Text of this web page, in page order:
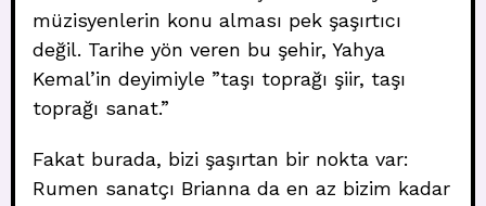
müzisyenlerin konu alması pek şaşırtıcı
değil. Tarihe yön veren bu şehir, Yahya
Kemal’in deyimiyle ”taşı toprağı şiir, taşı
toprağı sanat.”
Fakat burada, bizi şaşırtan bir nokta var:
Rumen sanatçı Brianna da en az bizim kadar